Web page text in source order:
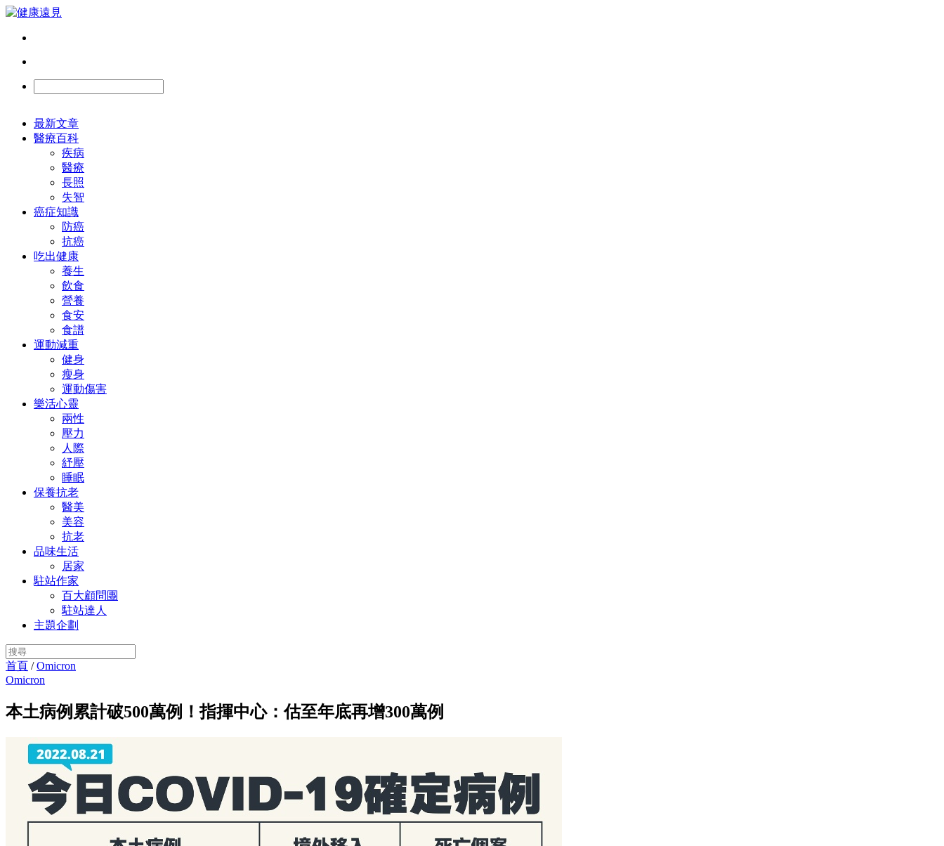
最新文章
醫療百科
疾病
醫療
長照
失智
癌症知識
防癌
抗癌
吃出健康
養生
飲食
營養
食安
食譜
運動減重
健身
瘦身
運動傷害
樂活心靈
兩性
壓力
人際
紓壓
睡眠
保養抗老
醫美
美容
抗老
品味生活
居家
駐站作家
百大顧問團
駐站達人
主題企劃
首頁 /Omicron
Omicron
本土病例累計破500萬例！指揮中心：估至年底再增300萬例